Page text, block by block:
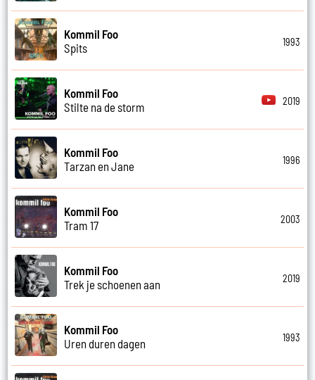
Kommil Foo
Spits
1993
Kommil Foo
Stilte na de storm
2019
Kommil Foo
Tarzan en Jane
1996
Kommil Foo
Tram 17
2003
Kommil Foo
Trek je schoenen aan
2019
Kommil Foo
Uren duren dagen
1993